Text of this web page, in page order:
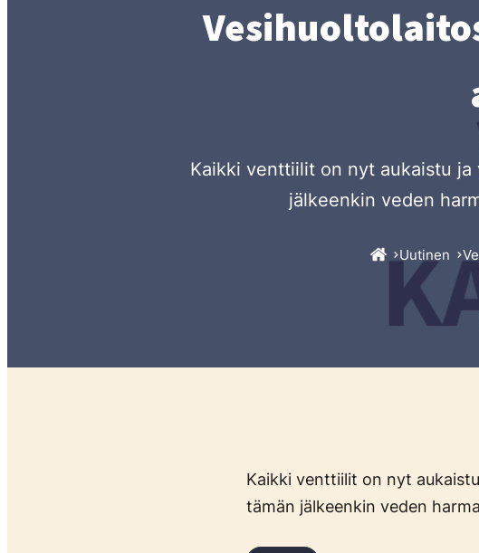
Kaikki venttiilit on nyt aukaistu
jälkeenkin veden
Uutinen
Kaikki venttiilit on nyt
tämän jälkeenkin veden